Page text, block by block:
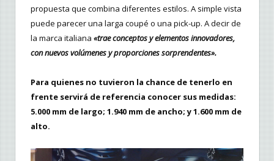
propuesta que combina diferentes estilos. A simple vista
puede parecer una larga coupé o una pick-up. A decir de
la marca italiana «trae conceptos y elementos innovadores,
con nuevos volúmenes y proporciones sorprendentes».
Para quienes no tuvieron la chance de tenerlo en
frente servirá de referencia conocer sus medidas:
5.000 mm de largo; 1.940 mm de ancho; y 1.600 mm de
alto.